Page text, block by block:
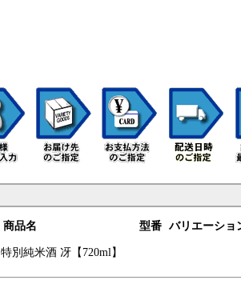
商品名 型番 バリエーショ
特別純米酒 冴【 720ml】